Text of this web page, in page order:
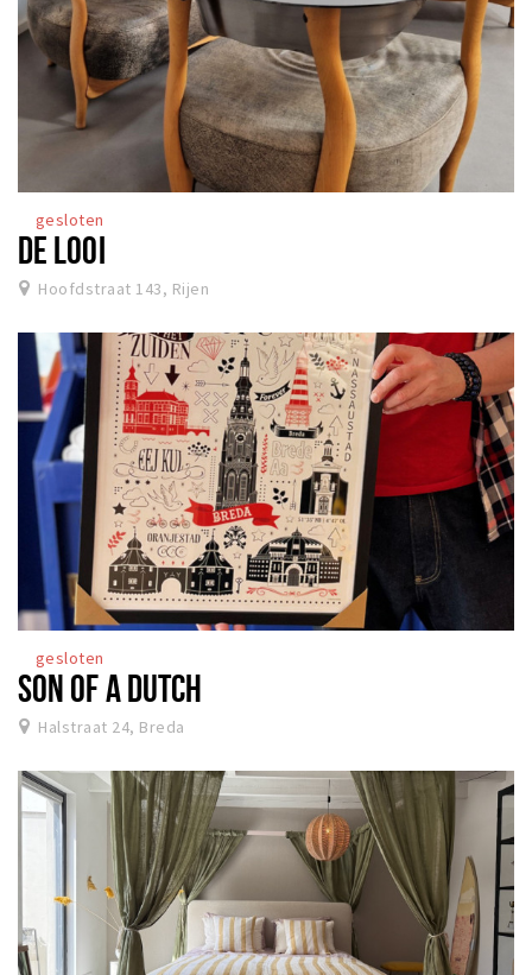
gesloten
DE LOOI
Hoofdstraat 143, Rijen
gesloten
SON OF A DUTCH
Halstraat 24, Breda